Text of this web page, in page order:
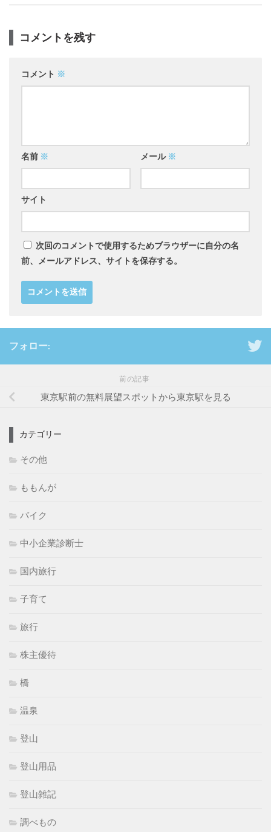
コメントを残す
コメント ※
名前 ※ メール ※
サイト
次回のコメントで使用するためブラウザーに自分の名
前、メールアドレス、サイトを保存する。
フォロー:
前の記事
東京駅前の無料展望スポットから東京駅を見る
カテゴリー
その他
ももんが
バイク
中小企業診断士
国内旅行
子育て
旅行
株主優待
橋
温泉
登山
登山用品
登山雑記
調べもの